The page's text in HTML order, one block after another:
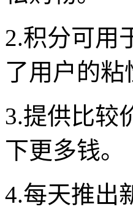
2.积分可用
了用户的粘
3.提供比较
下更多钱。
4.每天推出